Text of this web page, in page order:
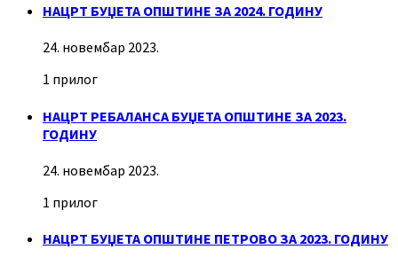
НАЦРТ БУЏЕТА ОПШТИНЕ ЗА 2024. ГОДИНУ
24. новембар 2023.
1 прилог
НАЦРТ РЕБАЛАНСА БУЏЕТА ОПШТИНЕ ЗА 2023.
ГОДИНУ
24. новембар 2023.
1 прилог
НАЦРТ БУЏЕТА ОПШТИНЕ ПЕТРОВО ЗА 2023. ГОДИНУ